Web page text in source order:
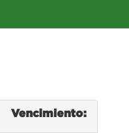
Vencimiento: